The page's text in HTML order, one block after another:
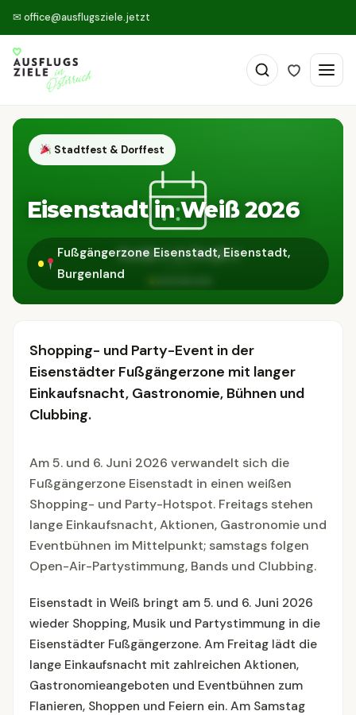
✉ office@ausflugsziele.jetzt
Stadtfest & Dorffest
Eisenstadt in Weiß 2026
Fußgängerzone Eisenstadt, Eisenstadt,
Burgenland
Shopping- und Party-Event in der
Eisenstädter Fußgängerzone mit langer
Einkaufsnacht, Gastronomie, Bühnen und
Clubbing.
Am 5. und 6. Juni 2026 verwandelt sich die
Fußgängerzone Eisenstadt in einen weißen
Shopping- und Party-Hotspot. Freitags stehen
lange Einkaufsnacht, Aktionen, Gastronomie und
Eventbühnen im Mittelpunkt; samstags folgen
Open-Air-Partystimmung, Bands und Clubbing.
Eisenstadt in Weiß bringt am 5. und 6. Juni 2026
wieder Shopping, Musik und Partystimmung in die
Eisenstädter Fußgängerzone. Am Freitag lädt die
lange Einkaufsnacht mit zahlreichen Aktionen,
Gastronomieangeboten und Eventbühnen zum
Flanieren, Shoppen und Feiern ein. Am Samstag